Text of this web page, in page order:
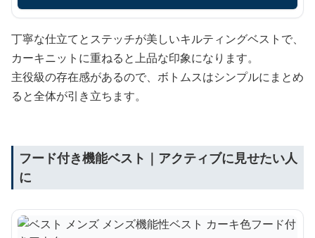
丁寧な仕立てとステッチが美しいキルティングベストで、
カーキニットに重ねると上品な印象になります。
主役級の存在感があるので、ボトムスはシンプルにまとめ
ると全体が引き立ちます。
フード付き機能ベスト｜アクティブに見せたい人
に